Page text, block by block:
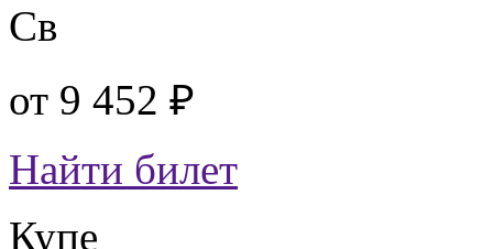
Св
от 9 452 ₽
Найти билет
Купе